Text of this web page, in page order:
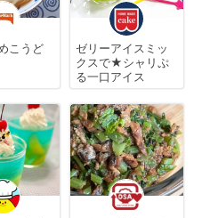
こうど
ゼリーアイスミッ
クスで★シャリぷ
る一口アイス